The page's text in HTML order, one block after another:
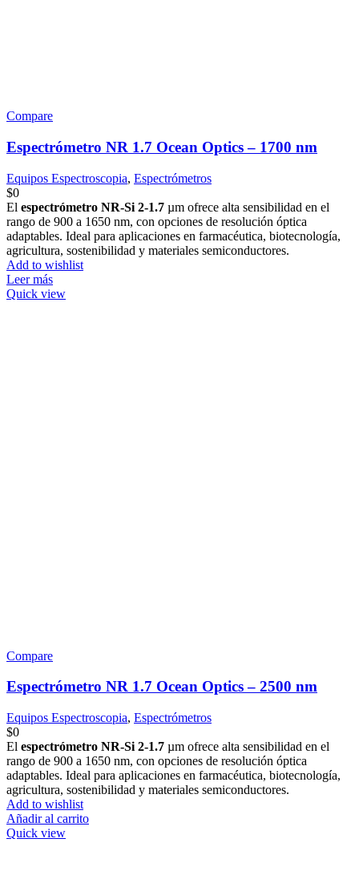
Compare
Espectrómetro NR 1.7 Ocean Optics – 1700 nm
Equipos Espectroscopia, Espectrómetros
$0
El espectrómetro NR-Si 2-1.7 µm ofrece alta sensibilidad en el
rango de 900 a 1650 nm, con opciones de resolución óptica
adaptables. Ideal para aplicaciones en farmacéutica, biotecnología,
agricultura, sostenibilidad y materiales semiconductores.
Add to wishlist
Leer más
Quick view
Compare
Espectrómetro NR 1.7 Ocean Optics – 2500 nm
Equipos Espectroscopia, Espectrómetros
$0
El espectrómetro NR-Si 2-1.7 µm ofrece alta sensibilidad en el
rango de 900 a 1650 nm, con opciones de resolución óptica
adaptables. Ideal para aplicaciones en farmacéutica, biotecnología,
agricultura, sostenibilidad y materiales semiconductores.
Add to wishlist
Añadir al carrito
Quick view